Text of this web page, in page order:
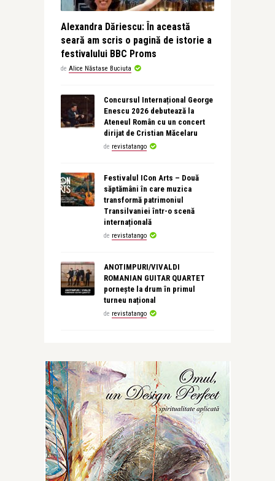
Alexandra Dăriescu: În această
seară am scris o pagină de istorie a
festivalului BBC Proms
de Alice Năstase Buciuta
Concursul Internațional George
Enescu 2026 debutează la
Ateneul Român cu un concert
dirijat de Cristian Măcelaru
de revistatango
Festivalul ICon Arts – Două
săptămâni în care muzica
transformă patrimoniul
Transilvaniei într-o scenă
internațională
de revistatango
ANOTIMPURI/VIVALDI
ROMANIAN GUITAR QUARTET
pornește la drum în primul
turneu național
de revistatango